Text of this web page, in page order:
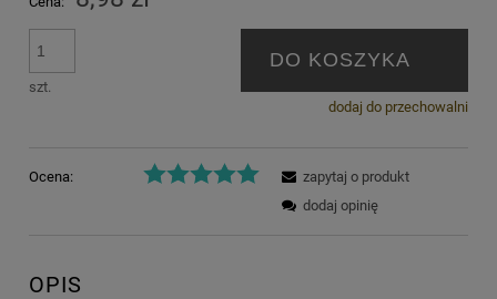
szt.
DO KOSZYKA
dodaj do przechowalni
Ocena:
zapytaj o produkt
dodaj opinię
OPIS